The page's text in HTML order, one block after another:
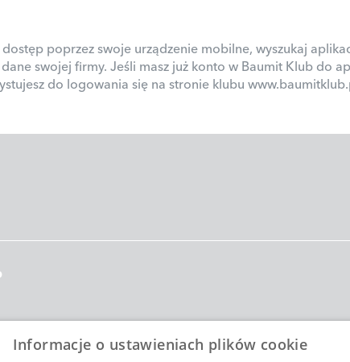
poprzez swoje urządzenie mobilne, wyszukaj
swojej firmy. Jeśli masz już konto w Baumit Klub do
do logowania się na stronie klubu
Informacje o ustawieniach plików cookie